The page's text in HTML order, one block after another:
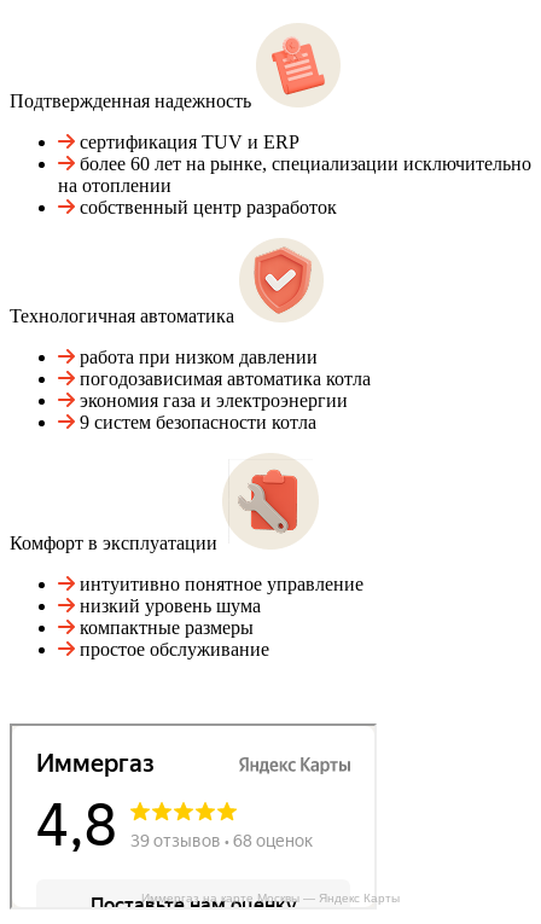
Подтвержденная надежность
сертификация TUV и ERP
более 60 лет на рынке, специализации исключительно
на отоплении
собственный центр разработок
Технологичная автоматика
работа при низком давлении
погодозависимая автоматика котла
экономия газа и электроэнергии
9 систем безопасности котла
Комфорт в эксплуатации
интуитивно понятное управление
низкий уровень шума
компактные размеры
простое обслуживание
Иммергаз на карте Москвы — Яндекс Карты